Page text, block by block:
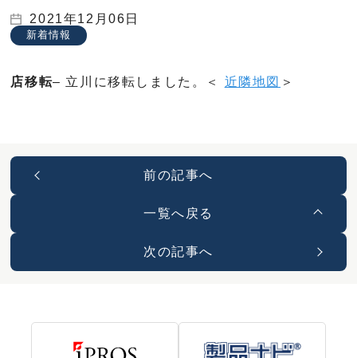
2021年12月06日
新着情報
店移転– 立川に移転しました。＜ 近隣地図 ＞
前の記事へ
一覧へ戻る
次の記事へ